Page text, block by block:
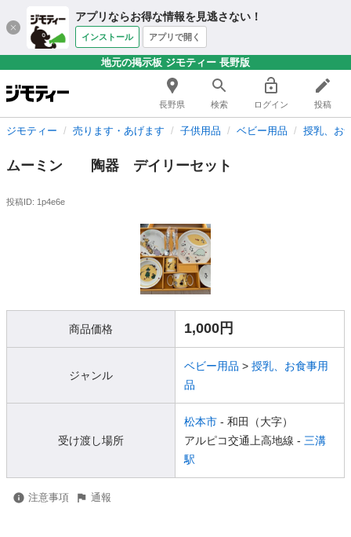
アプリならお得な情報を見逃さない！
インストール アプリで開く
地元の掲示板 ジモティー 長野版
長野県 検索 ログイン 投稿
ジモティー 売ります・あげます 子供用品 ベビー用品 授乳、お
ムーミン 陶器 デイリーセット
投稿ID: 1p4e6e
商品価格 1,000円
ジャンル
ベビー用品 > 授乳、お食事用
品
受け渡し場所
松本市 - 和田（大字）
アルピコ交通上高地線 - 三溝
駅
注意事項 通報